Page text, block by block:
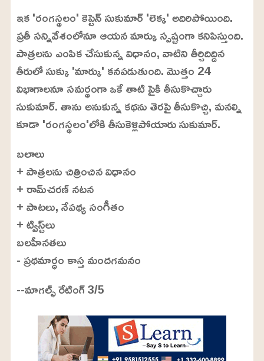
ఇక 'రంగస్థలం' కెప్టెన్‌ సుకుమార్‌ 'లెక్క' అదిరిపోయింది.
ప్రతీ సన్నివేశంలోనూ ఆయన మార్కు స్పష్టంగా కనిపిస్తుంది.
పాత్రలను ఎంపిక చేసుకున్న విధానం, వాటిని తీర్చిదిద్దిన
తీరులో సుక్కు 'మార్కు' కనపడుతుంది. మొత్తం 24
విభాగాలనూ సమర్థంగా ఒకే తాటి పైకి తీసుకొచ్చారు
సుకుమార్‌. తాను అనుకున్న కథను తెరపై తీసుకొచ్చి, మనల్ని
కూడా 'రంగస్థలం'లోకి తీసుకెళ్లిపోయారు సుకుమార్‌.
బలాలు
+ పాత్రలను చిత్రించిన విధానం
+ రామ్‌చరణ్‌ నటన
+ పాటలు, నేపథ్య సంగీతం
+ ట్విస్ట్‌లు
బలహీనతలు
- ప్రథమార్ధం కాస్త మందగమనం
--మాగల్ఫ్ రేటింగ్ 3/5